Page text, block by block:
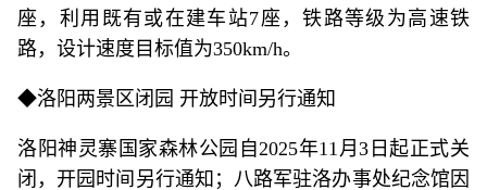
座，利用既有或在建车站7座，铁路等级为高速铁
路，设计速度目标值为350km/h。
◆洛阳两景区闭园 开放时间另行通知
洛阳神灵寨国家森林公园自2025年11月3日起正式关
闭，开园时间另行通知；八路军驻洛办事处纪念馆因